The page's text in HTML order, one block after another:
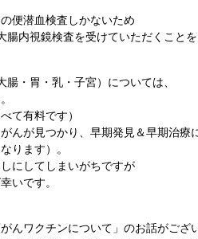
便潜血検査しかないため
内視鏡検査を受けていただくことを
・胃・乳・子宮）については、
て有料です）
んが見つかり、早期発見＆早期治療
ります）。
にしてしまいがちですが
いです。
んワクチンについて」のお話がござ